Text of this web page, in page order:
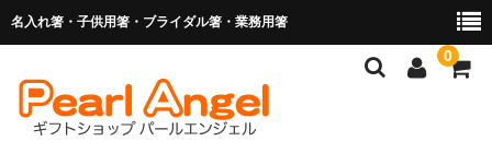
名入れ箸・子供用箸・ブライダル箸・業務用箸
0